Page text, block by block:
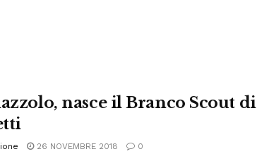
nasce il Branco Scout di
26 NOVEMBRE 2018 0